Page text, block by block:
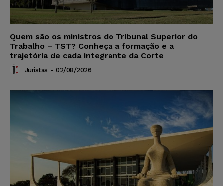
Quem são os ministros do Tribunal Superior do
Trabalho – TST? Conheça a formação e a
trajetória de cada integrante da Corte
Juristas - 02/08/2026